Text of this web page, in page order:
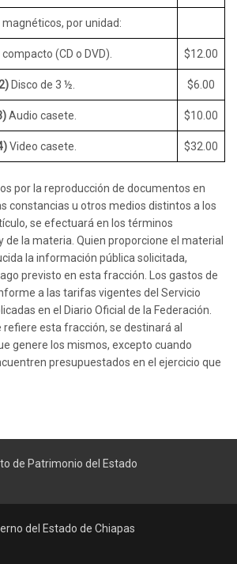
magnéticos, por unidad:
compacto (CD o DVD). $12.00
Disco de 3 ½. $6.00
Audio casete. $10.00
Video casete. $32.00
por la reproducción de documentos en
constancias u otros medios distintos a los
se efectuará en los términos
de la materia. Quien proporcione el material
la información pública solicitada,
previsto en esta fracción. Los gastos de
a las tarifas vigentes del Servicio
en el Diario Oficial de la Federación.
refiere esta fracción, se destinará al
genere los mismos, excepto cuando
presupuestados en el ejercicio que
de Patrimonio del Estado
del Estado de Chiapas